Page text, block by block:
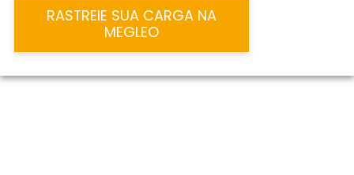
RASTREIE SUA CARGA NA
MEGLEO